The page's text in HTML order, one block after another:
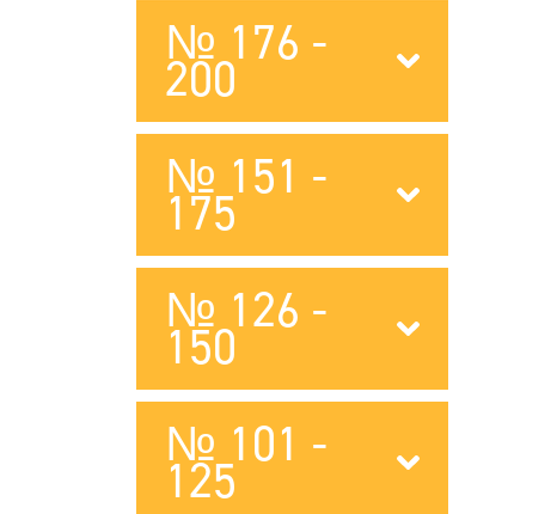
№ 101 -
125
№ 126 -
150
№ 151 -
175
№ 176 -
200